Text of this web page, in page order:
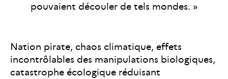
pouvaient découler de tels mondes. »
Nation pirate, chaos climatique, effets
incontrôlables des manipulations biologiques,
catastrophe écologique réduisant